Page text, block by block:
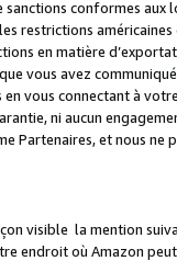
conformes
restrictions
en matière
vous avez
vous connectant à
ni aucun
Partenaires, et nous
visible la mention
endroit où Amazon